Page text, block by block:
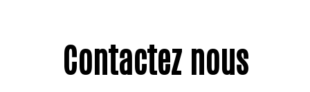
Contactez nous